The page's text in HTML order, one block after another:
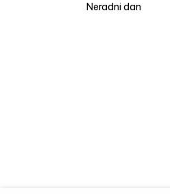
Neradni dan